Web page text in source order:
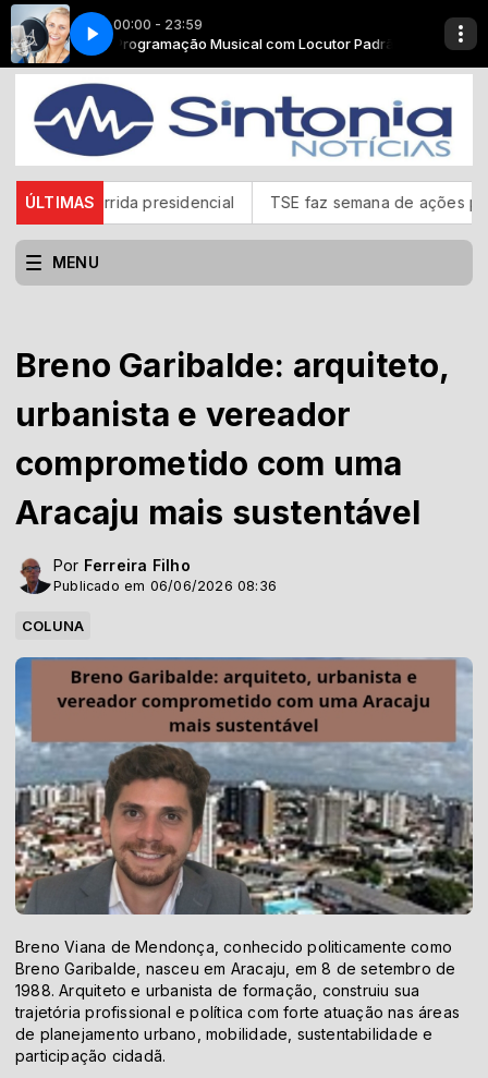
00:00 - 23:59
PadrãoProgramação Musical com Locutor Padrão
Top classic - Parte 1
ÚLTIMAS
presidencial TSE faz semana de ações para mostrar
MENU
Breno Garibalde: arquiteto,
urbanista e vereador
comprometido com uma
Aracaju mais sustentável
Por Ferreira Filho
Publicado em 06/06/2026 08:36
COLUNA
Breno Viana de Mendonça, conhecido politicamente como
Breno Garibalde, nasceu em Aracaju, em 8 de setembro de
1988. Arquiteto e urbanista de formação, construiu sua
trajetória profissional e política com forte atuação nas áreas
de planejamento urbano, mobilidade, sustentabilidade e
participação cidadã.